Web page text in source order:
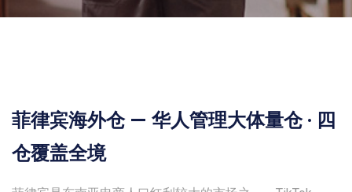
菲律宾海外仓 — 华人管理大体量仓 · 四
仓覆盖全境